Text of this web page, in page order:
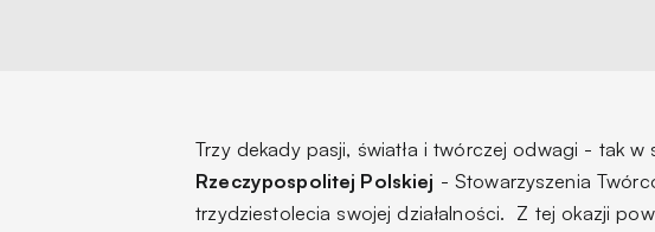
Trzy dekady pasji, światła i twórczej odwagi - tak
Rzeczypospolitej Polskiej - Stowarzyszenia
trzydziestolecia swojej działalności. Z tej okazji